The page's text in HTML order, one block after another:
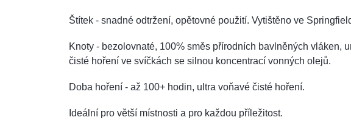
Štítek - snadné odtržení, opětovné použití. Vytištěno ve
Knoty - bezolovnaté, 100% směs přírodních bavlněných vláken,
čisté hoření ve svíčkách se silnou koncentrací vonných olejů.
Doba hoření - až 100+ hodin, ultra voňavé čisté hoření.
Ideální pro větší místnosti a pro každou příležitost.